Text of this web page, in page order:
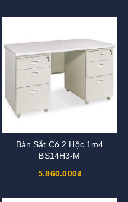
Bàn Sắt Có 2 Hộc 1m4
BS14H3-M
5.860.000₫